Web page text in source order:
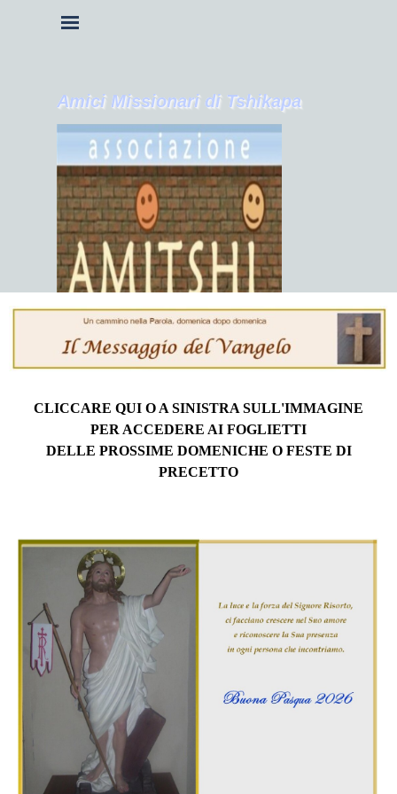
Amici Missionari di Tshikapa
CLICCARE QUI O A SINISTRA SULL'IMMAGINE
PER ACCEDERE AI FOGLIETTI
DELLE PROSSIME DOMENICHE O FESTE DI
PRECETTO